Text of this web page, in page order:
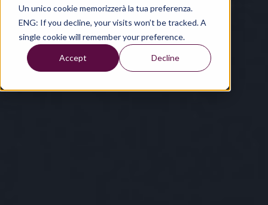
Un unico cookie memorizzerà la tua preferenza.
ENG: If you decline, your visits won’t be tracked. A
single cookie will remember your preference.
Accept Decline